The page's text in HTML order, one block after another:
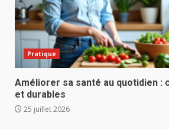
Pratique
Améliorer sa santé au quotidien :
et durables
25 juillet 2026